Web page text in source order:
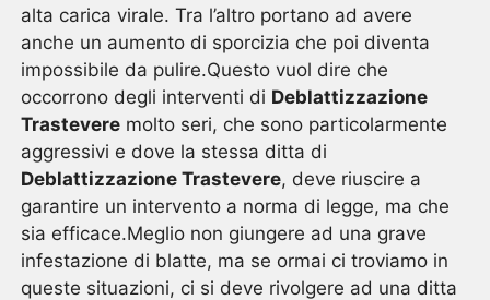
alta carica virale. Tra l’altro portano ad avere
anche un aumento di sporcizia che poi diventa
impossibile da pulire.Questo vuol dire che
occorrono degli interventi di Deblattizzazione
Trastevere molto seri, che sono particolarmente
aggressivi e dove la stessa ditta di
Deblattizzazione Trastevere, deve riuscire a
garantire un intervento a norma di legge, ma che
sia efficace.Meglio non giungere ad una grave
infestazione di blatte, ma se ormai ci troviamo in
queste situazioni, ci si deve rivolgere ad una ditta